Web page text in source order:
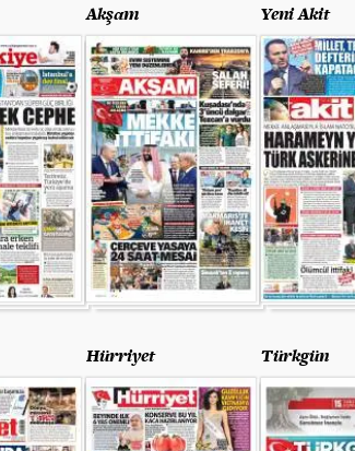
Akşam Yeni Akit
Hürriyet Türkgün